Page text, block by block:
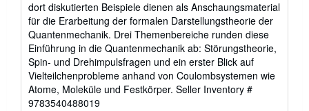
dort diskutierten Beispiele dienen als Anschaungsmaterial
für die Erarbeitung der formalen Darstellungstheorie der
Quantenmechanik. Drei Themenbereiche runden diese
Einführung in die Quantenmechanik ab: Störungstheorie,
Spin- und Drehimpulsfragen und ein erster Blick auf
Vielteilchenprobleme anhand von Coulombsystemen wie
Atome, Moleküle und Festkörper. Seller Inventory #
9783540488019